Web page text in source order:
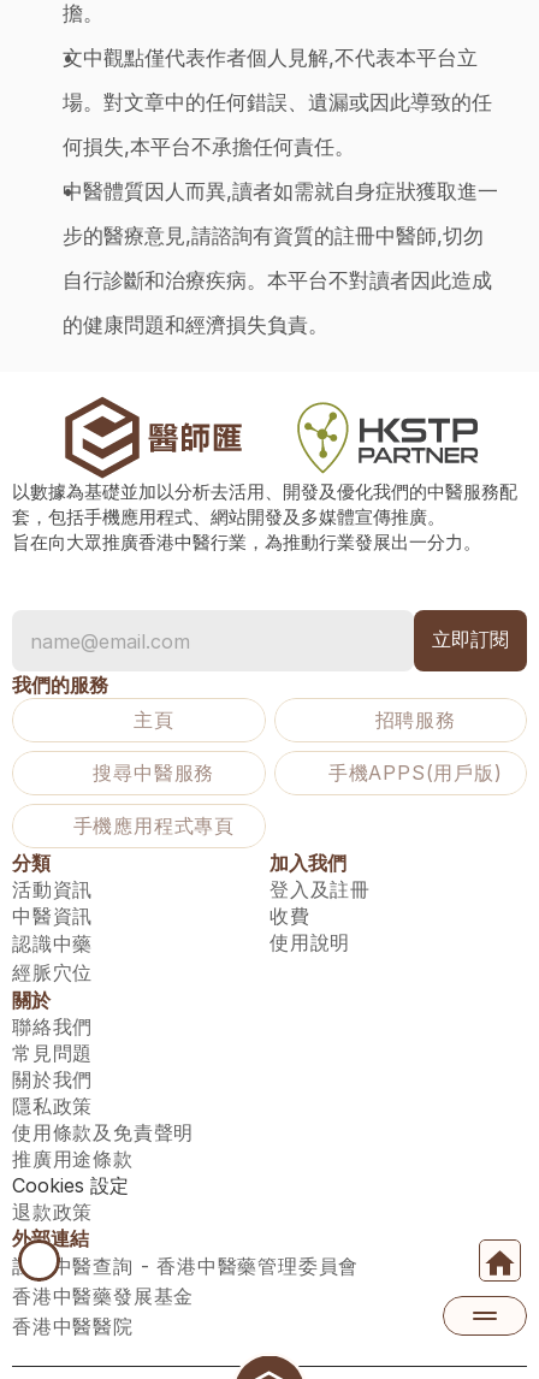
擔。
文中觀點僅代表作者個人見解,不代表本平台立
場。對文章中的任何錯誤、遺漏或因此導致的任
何損失,本平台不承擔任何責任。
中醫體質因人而異,讀者如需就自身症狀獲取進一
步的醫療意見,請諮詢有資質的註冊中醫師,切勿
自行診斷和治療疾病。本平台不對讀者因此造成
的健康問題和經濟損失負責。
以數據為基礎並加以分析去活用、開發及優化我們的中醫服務配
套，包括手機應用程式、網站開發及多媒體宣傳推廣。
旨在向大眾推廣香港中醫行業，為推動行業發展出一分力。
我們的服務
主頁
招聘服務
搜尋中醫服務 手機APPS(用戶版)
手機應用程式專頁
分類
活動資訊
中醫資訊
認識中藥
經脈穴位
加入我們
登入及註冊
收費
使用說明
關於
聯絡我們
常見問題
關於我們
隱私政策
使用條款及免責聲明
推廣用途條款
Cookies 設定
退款政策
外部連結
註冊中醫查詢 - 香港中醫藥管理委員會
香港中醫藥發展基金
香港中醫醫院